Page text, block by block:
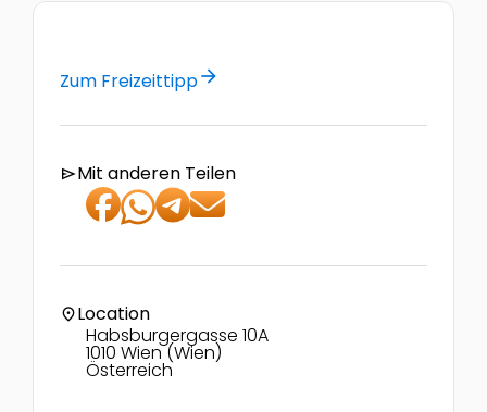
Zum Freizeittipparrow_forward
sendMit anderen Teilen
location_onLocation
Habsburgergasse 10A
1010 Wien (Wien)
Österreich